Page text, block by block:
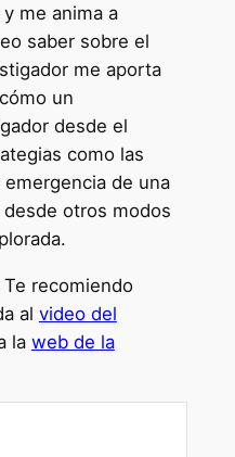
me anima a
saber sobre el
me aporta
un
desde el
como las
de una
otros modos
recomiendo
al video del
la web de la